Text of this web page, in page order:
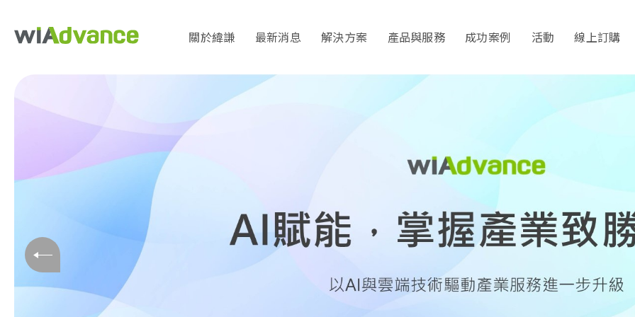
關於緯謙 最新消息 解決方案 產品與服務 成功案例 活動 線上訂購